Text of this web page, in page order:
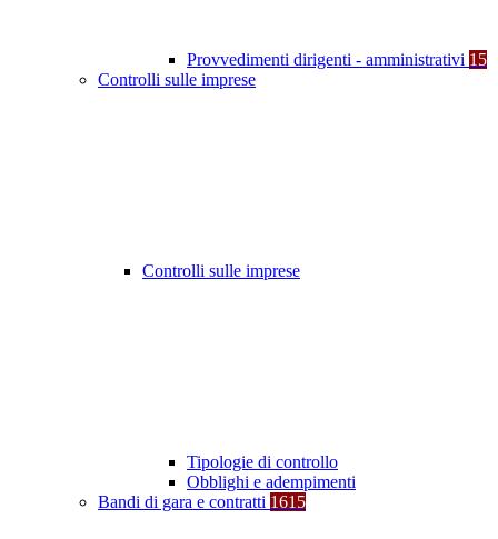
Provvedimenti dirigenti - amministrativi 15
Controlli sulle imprese
Controlli sulle imprese
Tipologie di controllo
Obblighi e adempimenti
Bandi di gara e contratti 1615